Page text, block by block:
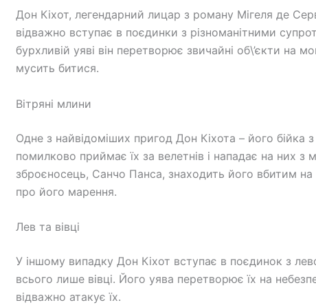
Дон Кіхот, легендарний лицар з роману Мігеля де
відважно вступає в поєдинки з різноманітними
бурхливій уяві він перетворює звичайні об\’єкти на
мусить битися.
Вітряні млини
Одне з найвідоміших пригод Дон Кіхота – його бійка
помилково приймає їх за велетнів і нападає на них з
зброєносець, Санчо Панса, знаходить його вбитим на
про його марення.
Лев та вівці
У іншому випадку Дон Кіхот вступає в поєдинок з
всього лише вівці. Його уява перетворює їх на
відважно атакує їх.